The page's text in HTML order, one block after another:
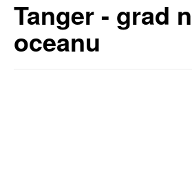
Tanger - grad
oceanu